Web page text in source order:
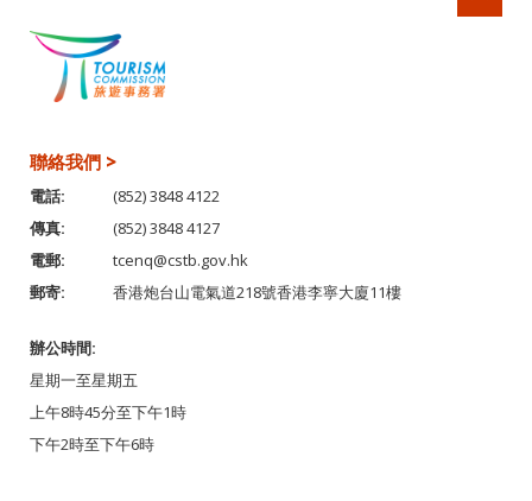
聯絡我們 >
電話:
(852) 3848 4122
傳真:
(852) 3848 4127
電郵:
tcenq@cstb.gov.hk
郵寄:
香港炮台山電氣道218號香港李寧大廈11樓
辦公時間:
星期一至星期五
上午8時45分至下午1時
下午2時至下午6時